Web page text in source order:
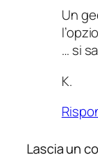
Un
… si
K.
Lascia un